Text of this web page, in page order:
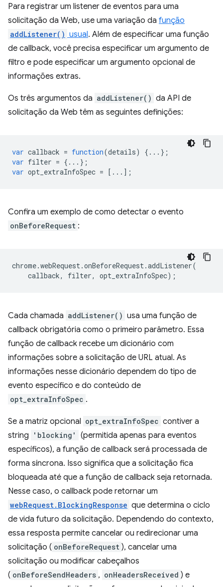
Para registrar um listener de eventos para uma
solicitação da Web, use uma variação da função
addListener() usual. Além de especificar uma função
de callback, você precisa especificar um argumento de
filtro e pode especificar um argumento opcional de
informações extras.
Os três argumentos da addListener() da API de
solicitação da Web têm as seguintes definições:
var callback = function(details)
{...};
var filter = {...};
var opt_extraInfoSpec = [...];
Confira um exemplo de como detectar o evento
onBeforeRequest :
chrome.webRequest.onBeforeRequest.addListener(
callback, filter, opt_extraInfoSpec);
Cada chamada addListener() usa uma função de
callback obrigatória como o primeiro parâmetro. Essa
função de callback recebe um dicionário com
informações sobre a solicitação de URL atual. As
informações nesse dicionário dependem do tipo de
evento específico e do conteúdo de
opt_extraInfoSpec .
Se a matriz opcional opt_extraInfoSpec contiver a
string
'blocking'
(permitida apenas para eventos
específicos), a função de callback será processada de
forma síncrona. Isso significa que a solicitação fica
bloqueada até que a função de callback seja retornada.
Nesse caso, o callback pode retornar um
webRequest.BlockingResponse que determina o ciclo
de vida futuro da solicitação. Dependendo do contexto,
essa resposta permite cancelar ou redirecionar uma
solicitação ( onBeforeRequest ), cancelar uma
solicitação ou modificar cabeçalhos
( onBeforeSendHeaders , onHeadersReceived ) e